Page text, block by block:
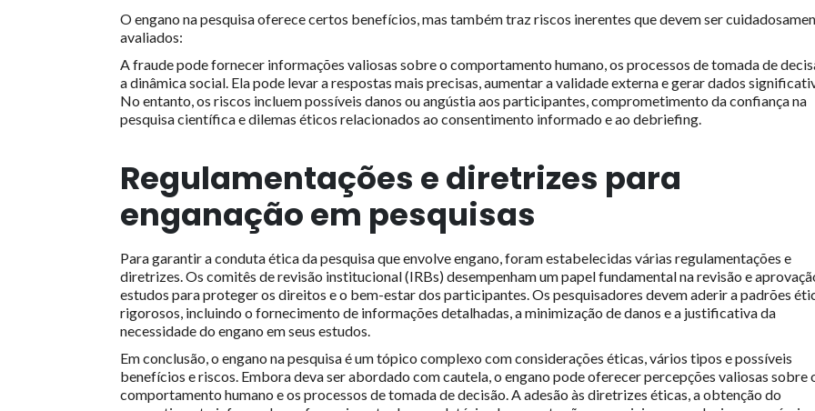
O engano na pesquisa oferece certos benefícios, mas também traz riscos inerentes que devem ser
avaliados:
A fraude pode fornecer informações valiosas sobre o comportamento humano, os processos de tomada de
a dinâmica social. Ela pode levar a respostas mais precisas, aumentar a validade externa e gerar dados
No entanto, os riscos incluem possíveis danos ou angústia aos participantes, comprometimento da confiança na
pesquisa científica e dilemas éticos relacionados ao consentimento informado e ao debriefing.
Regulamentações e diretrizes para
enganação em pesquisas
Para garantir a conduta ética da pesquisa que envolve engano, foram estabelecidas várias regulamentações e
diretrizes. Os comitês de revisão institucional (IRBs) desempenham um papel fundamental na revisão e
estudos para proteger os direitos e o bem-estar dos participantes. Os pesquisadores devem aderir a padrões
rigorosos, incluindo o fornecimento de informações detalhadas, a minimização de danos e a justificativa da
necessidade do engano em seus estudos.
Em conclusão, o engano na pesquisa é um tópico complexo com considerações éticas, vários tipos e possíveis
benefícios e riscos. Embora deva ser abordado com cautela, o engano pode oferecer percepções valiosas sobre
comportamento humano e os processos de tomada de decisão. A adesão às diretrizes éticas, a obtenção do